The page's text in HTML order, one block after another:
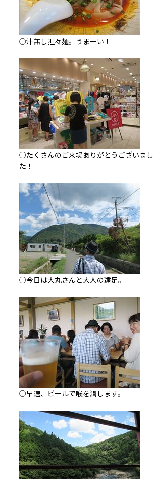
○汁無し担々麺。うまーい！
○たくさんのご来場ありがとうございまし
た！
○今日は大丸さんと大人の遠足。
○早速、ビールで喉を潤します。